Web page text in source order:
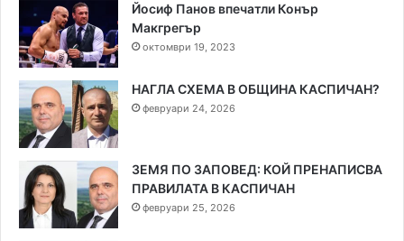
Йосиф Панов впечатли Конър
Макгрегър
октомври 19, 2023
НАГЛА СХЕМА В ОБЩИНА КАСПИЧАН?
февруари 24, 2026
ЗЕМЯ ПО ЗАПОВЕД: КОЙ ПРЕНАПИСВА
ПРАВИЛАТА В КАСПИЧАН
февруари 25, 2026